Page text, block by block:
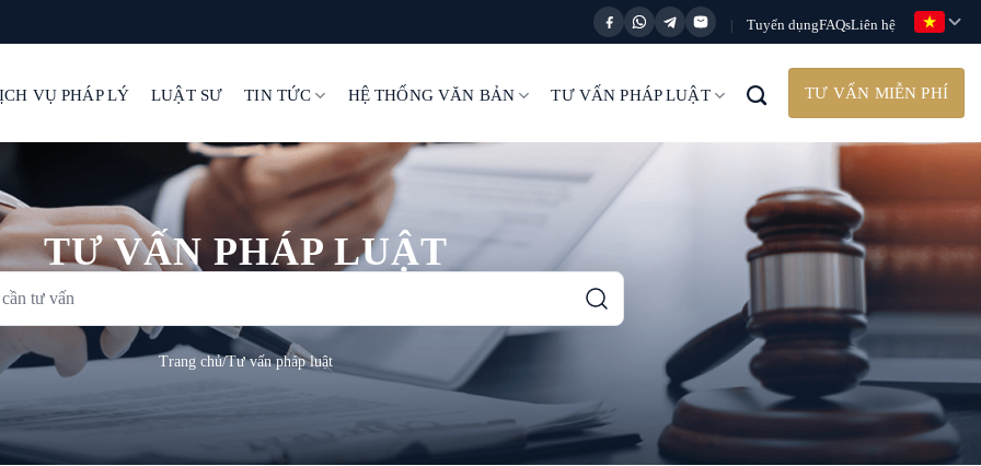
| Tuyển dụngFAQsLiên hệ
VỤ PHÁP LÝ LUẬT SƯ TIN TỨC HỆ THỐNG VĂN BẢN TƯ VẤN PHÁP LUẬT TƯ VẤN MIỄN PHÍ
TƯ VẤN PHÁP LUẬT
Trang chủ/Tư vấn pháp luật